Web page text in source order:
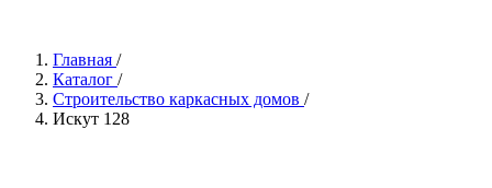
Главная /
Каталог /
Строительство каркасных домов /
Искут 128